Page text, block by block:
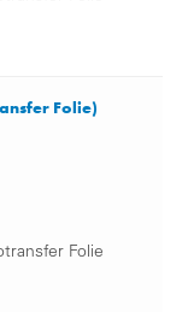
Folie)
Folie